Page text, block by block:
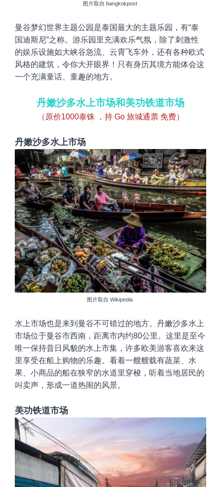
图片取自 bangkokpost
曼谷梦幻世界主题公园是泰国最大的主题乐园，有“泰
国迪斯尼”之称。游乐园里充满欢乐气氛，除了刺激性
的娱乐设施如大峡谷急流、云霄飞车外，还有各种欧式
风格的建筑，令你大开眼界！ 只有身历其境方能体会这
一个充满童话、童趣的地方。
丹嫩沙多水上市场和美功铁道市场
（原价1000泰铢 ，持 Go 旅城通票 免费）
丹嫩沙多水上市场
图片取自 Wikipedia
水上市场也是来到曼谷不可错过的地方。 丹嫩沙多水上
市场位于曼谷市西南，距离市内约80公里 。 这里是至今
唯一保持昔日风貌的水上市集， 许多欧美游客喜欢来这
里享受在船上购物的乐趣。看着一艘艘载有蔬菜、水
果、小商品的船在狭窄的水道里穿梭，听着当地居民的
叫卖声，形成一道热闹的风景。
美功铁道市场